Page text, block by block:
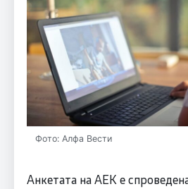
Фото: Алфа Вести
Анкетата на АЕК е